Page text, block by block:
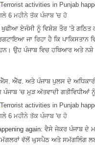
ਏਜੰਸੀ ਨੂੰ ਵਿਸ਼ੇਸ਼ ਤੌਰ ‘ਤੇ ਗਠਿਤ
ਜਾ ਰਿਹਾ ਹੈ ਕਿ
ਹਨ। ਉਹ ਪੰਜਾਬ ਵਿਚ ਹਥਿਆਰ ਅਤੇ
ਐੱਸ. ਐੱਫ. ਅਤੇ ਪੰਜਾਬ ਪੁਲਸ ਦੇ
‘ਚ ਮੁੜ ਅੱਤਵਾਦੀ ਗਤੀਵਿਧੀਆਂ
again: ਵੈਸੇ ਜੇਕਰ ਪੰਜਾਬ ਦੇ
ਵੱਲੋਂ ਘੁਸਪੈਠ ਅਤੇ ਸਮੱਗਲਿੰਗ